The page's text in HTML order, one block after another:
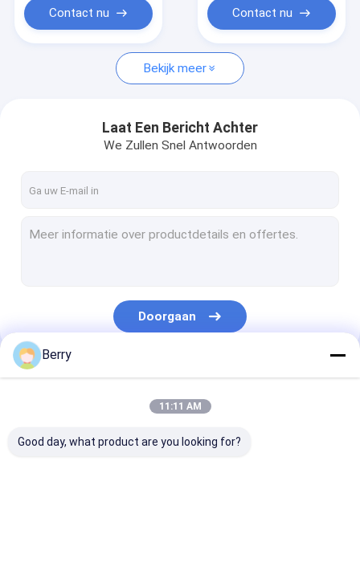
Vraag een offerte
Vertrekbare luifelapparatuur
Vertrekbare vensterluiken
Vertrekbare dakluizen
Het Zeil van de zonschaduw
Kits voor pergola's
Het volledige cassette afbaarden
Contact nu Contact nu
Bekijk meer
Laat Een Bericht Achter
We Zullen Snel Antwoorden
Doorgaan
Onze Categorieën
Berry
11:11 AM
Good day, what product are you looking for?